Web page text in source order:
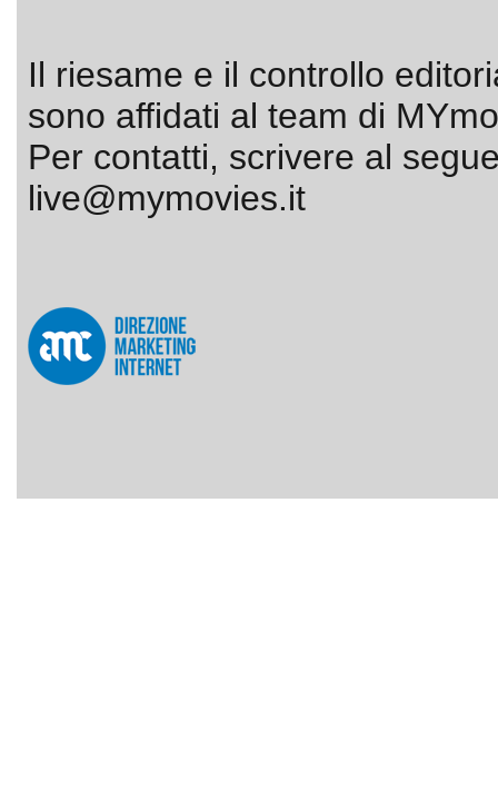
Il riesame e il controllo
sono affidati al team di
Per contatti, scrivere al
live@mymovies.it